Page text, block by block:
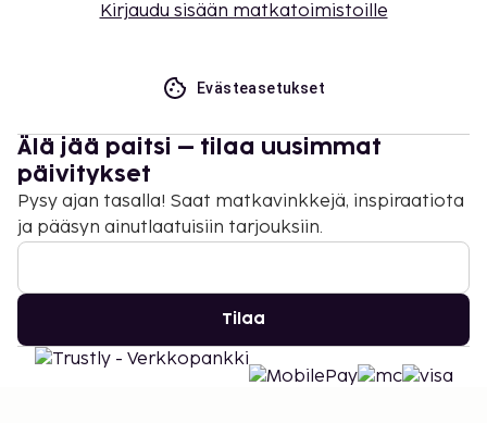
Kirjaudu sisään matkatoimistoille
Evästeasetukset
Älä jää paitsi – tilaa uusimmat
päivitykset
Pysy ajan tasalla! Saat matkavinkkejä, inspiraatiota
ja pääsyn ainutlaatuisiin tarjouksiin.
Tilaa